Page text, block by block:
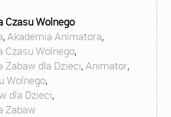
Czasu Wolnego
,Akademia Animatora,
Czasu Wolnego,
Zabaw dla Dzieci,Animator,
Wolnego,
dla Dzieci,
Zabaw